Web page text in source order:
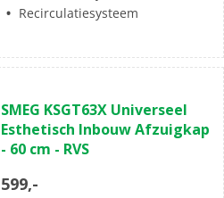
Recirculatiesysteem
SMEG KSGT63X Universeel
Esthetisch Inbouw Afzuigkap
- 60 cm - RVS
599,-